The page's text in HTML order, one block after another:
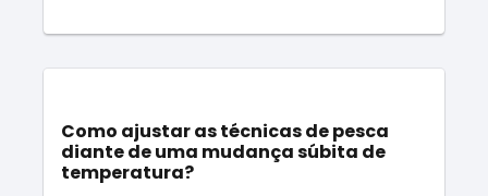
Como ajustar as técnicas de pesca
diante de uma mudança súbita de
temperatura?